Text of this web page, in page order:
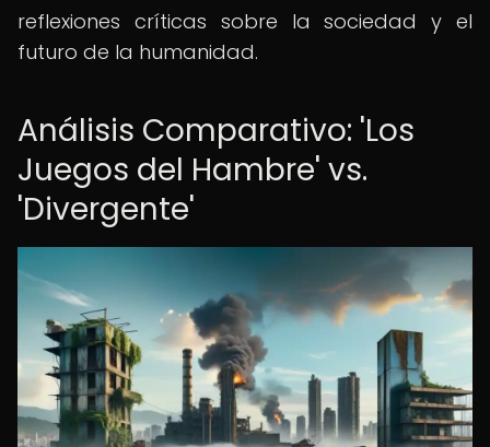
reflexiones críticas sobre la sociedad y el
futuro de la humanidad.
Análisis Comparativo: 'Los
Juegos del Hambre' vs.
'Divergente'